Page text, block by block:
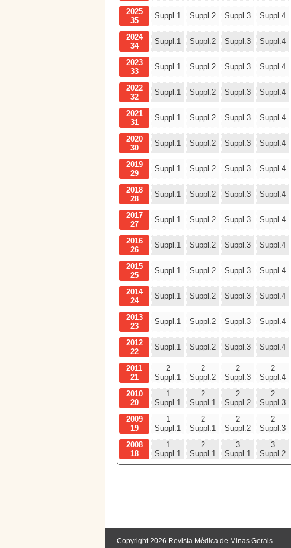
2025
35
Suppl.1 Suppl.2 Suppl.3 Suppl.4
2024
34
Suppl.1 Suppl.2 Suppl.3 Suppl.4
2023
33
Suppl.1 Suppl.2 Suppl.3 Suppl.4
2022
32
Suppl.1 Suppl.2 Suppl.3 Suppl.4
2021
31
Suppl.1 Suppl.2 Suppl.3 Suppl.4
2020
30
Suppl.1 Suppl.2 Suppl.3 Suppl.4
2019
29
Suppl.1 Suppl.2 Suppl.3 Suppl.4
2018
28
Suppl.1 Suppl.2 Suppl.3 Suppl.4
2017
27
Suppl.1 Suppl.2 Suppl.3 Suppl.4
2016
26
Suppl.1 Suppl.2 Suppl.3 Suppl.4
2015
25
Suppl.1 Suppl.2 Suppl.3 Suppl.4
2014
24
Suppl.1 Suppl.2 Suppl.3 Suppl.4
2013
23
Suppl.1 Suppl.2 Suppl.3 Suppl.4
2012
22
Suppl.1 Suppl.2 Suppl.3 Suppl.4
2011
21
2
Suppl.1
2
Suppl.2
2
Suppl.3
2
Suppl.4
2010
20
1
Suppl.1
2
Suppl.1
2
Suppl.2
2
Suppl.3
2009
19
1
Suppl.1
2
Suppl.1
2
Suppl.2
2
Suppl.3
2008
18
1
Suppl.1
2
Suppl.1
3
Suppl.1
3
Suppl.2
Copyright 2026 Revista Médica de Minas Gerais